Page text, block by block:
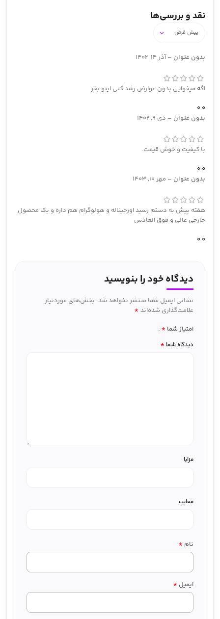
نقد و بررسی‌ها
بدون عنوان –آذر 14, 1402
اگه میخوایی بدون عوارض رشد کنی اینو بخر
0
0
بدون عنوان – دی 9, 1402
با کیفیت و خوش قیمت.
0
0
بدون عنوان – مهر 10, 1403
هفته پیش به دستم رسید اورجیناله و هولوگرام هم داره و یک محصول
خارجی عالی و فوق العادس
0
0
دیدگاه خود را بنویسید
نشانی ایمیل شما منتشر نخواهد شد. بخش‌های موردنیاز
علامت‌گذاری شده‌اند *
امتیاز شما *
دیدگاه شما *
مزایا
معایب
نام *
ایمیل *